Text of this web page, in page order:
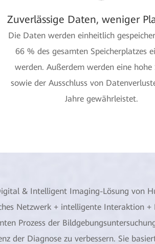
Zuverlässige Daten, weniger
Die Daten werden einheitlich
66 % des gesamten Speicherplatzes
werden. Außerdem werden eine
sowie der Ausschluss von
Jahre gewährleistet.
& Intelligent Imaging-Lösung von
Netzwerk + intelligente Interaktion +
Prozess der
der Diagnose zu verbessern. Sie